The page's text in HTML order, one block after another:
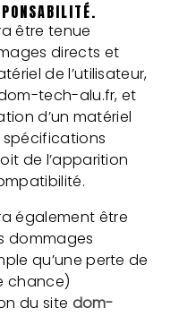
être tenue
directs et
de l’utilisateur,
tech-alu.fr, et
d’un matériel
de l’apparition
également être
dommages
qu’une perte de
chance)
du site dom-